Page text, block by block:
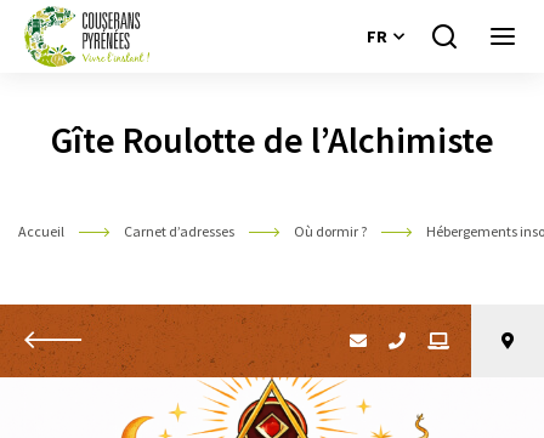
FR
Je
Gîte Roulotte de l’Alchimiste
Accueil Carnet d’adresses Où dormir ? Hébergements
Retour